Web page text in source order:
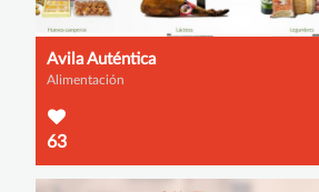
Avila Auténtica
Alimentación
63